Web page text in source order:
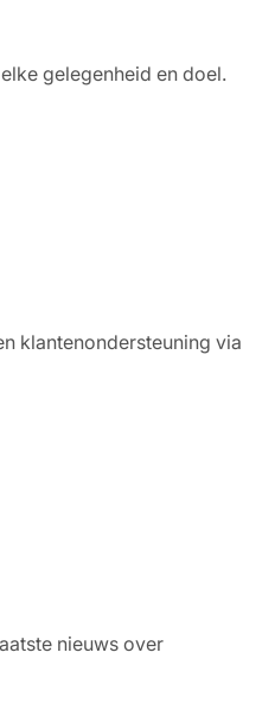
gelegenheid en doel.
klantenondersteuning via
nieuws over